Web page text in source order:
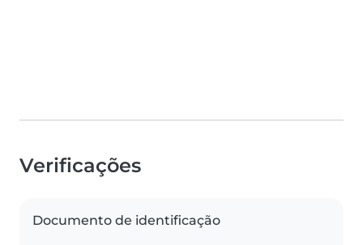
Verificações
Documento de identificação